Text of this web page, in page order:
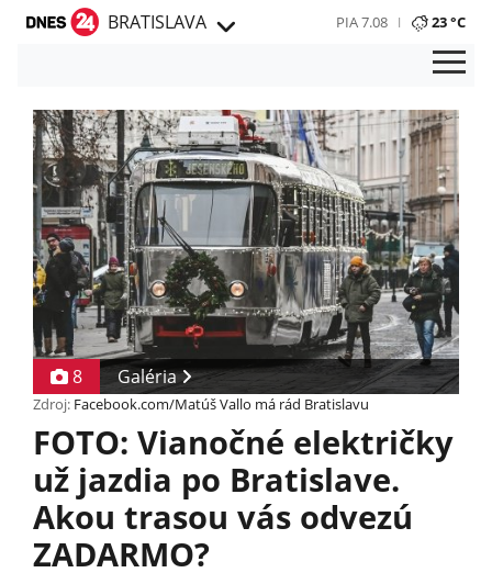
BRATISLAVA PIA 7.08 23 °C
8 Galéria
Zdroj: Facebook.com/Matúš Vallo má rád Bratislavu
FOTO: Vianočné električky
už jazdia po Bratislave.
Akou trasou vás odvezú
ZADARMO?